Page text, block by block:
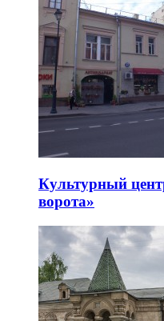
Культурный
ворота»